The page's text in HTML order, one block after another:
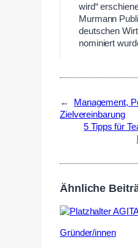
wird“
Murmann
deutschen
nominiert
←
Management,
Zielvereinbarung
5 Tipps für
Ähnliche
Gründer/innen